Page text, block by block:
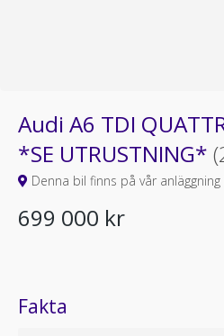
Audi A6 TDI
*SE UTRUSTNING*
Denna bil finns på vår
699 000 kr
Fakta